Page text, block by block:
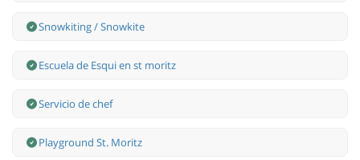
Snowkiting / Snowkite
Escuela de Esqui en st moritz
Servicio de chef
Playground St. Moritz